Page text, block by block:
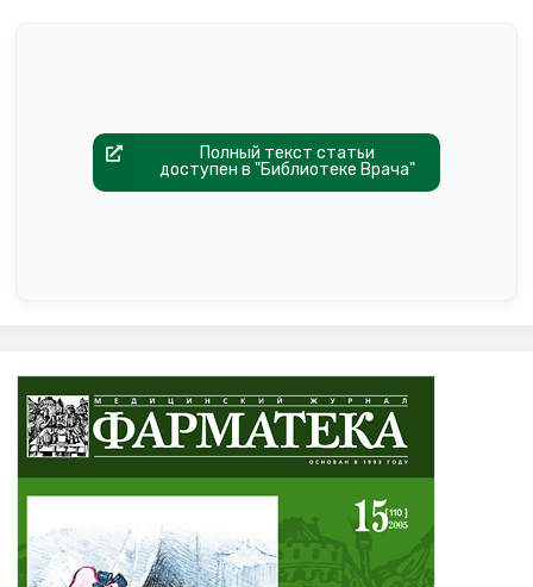
Полный текст статьи
доступен в "Библиотеке Врача"